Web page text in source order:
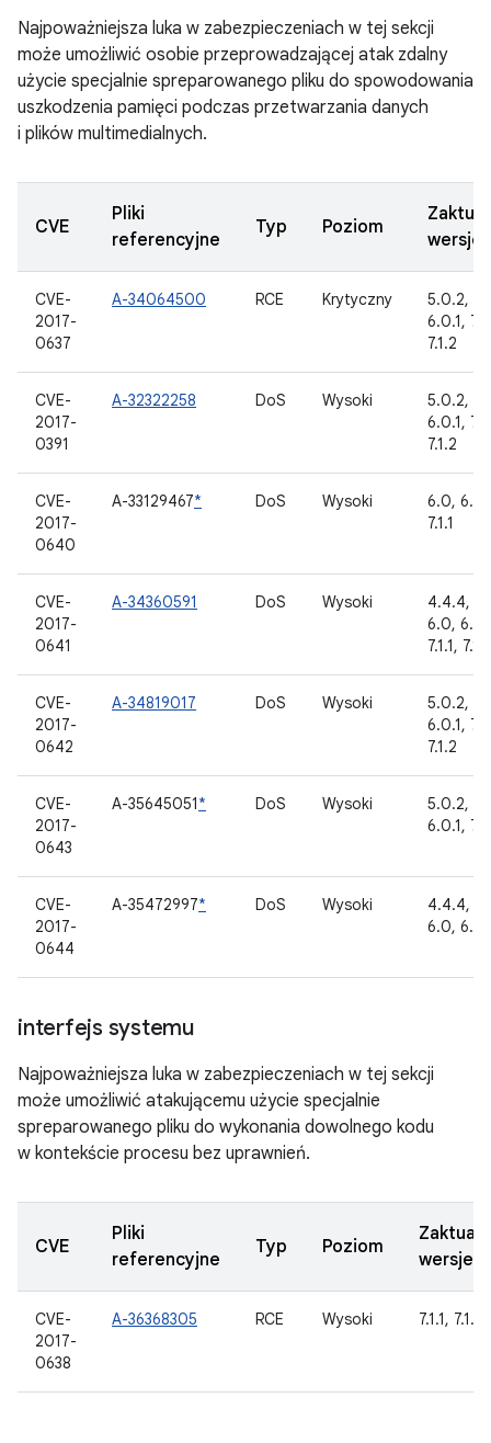
Najpoważniejsza luka w zabezpieczeniach w tej sekcji
może umożliwić osobie przeprowadzającej atak zdalny
użycie specjalnie spreparowanego pliku do spowodowania
uszkodzenia pamięci podczas przetwarzania danych
i plików multimedialnych.
CVE
Pliki
referencyjne
Typ Poziom
wersje
CVE-
2017-
0637
A-34064500 RCE Krytyczny
5.0.2,
6.0.1,
7.1.2
CVE-
2017-
0391
A-32322258 DoS Wysoki
5.0.2,
6.0.1,
7.1.2
CVE-
2017-
0640
A-33129467* DoS Wysoki
6.0,
7.1.1
CVE-
2017-
0641
A-34360591 DoS Wysoki
4.4.4,
6.0,
7.1.1, 7.1.2
CVE-
2017-
0642
A-34819017 DoS Wysoki
5.0.2,
6.0.1,
7.1.2
CVE-
2017-
0643
A-35645051* DoS Wysoki
5.0.2,
6.0.1,
CVE-
2017-
0644
A-35472997* DoS Wysoki
4.4.4,
6.0,
interfejs systemu
Najpoważniejsza luka w zabezpieczeniach w tej sekcji
może umożliwić atakującemu użycie specjalnie
spreparowanego pliku do wykonania dowolnego kodu
w kontekście procesu bez uprawnień.
CVE
Pliki
referencyjne
Typ Poziom
wersje
CVE-
2017-
0638
A-36368305 RCE Wysoki 7.1.1, 7.1.2